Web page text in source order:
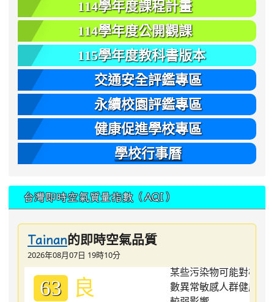
114學年度課程計畫
114學年度公開觀課
115學年度教科書版本
交通安全評鑑專區
永續校園評鑑專區
健康促進學校專區
學校行事曆
台灣即時空氣質量指數（AQI）
Tainan的即時空氣品質
2026年08月07日 19時10分
63 良